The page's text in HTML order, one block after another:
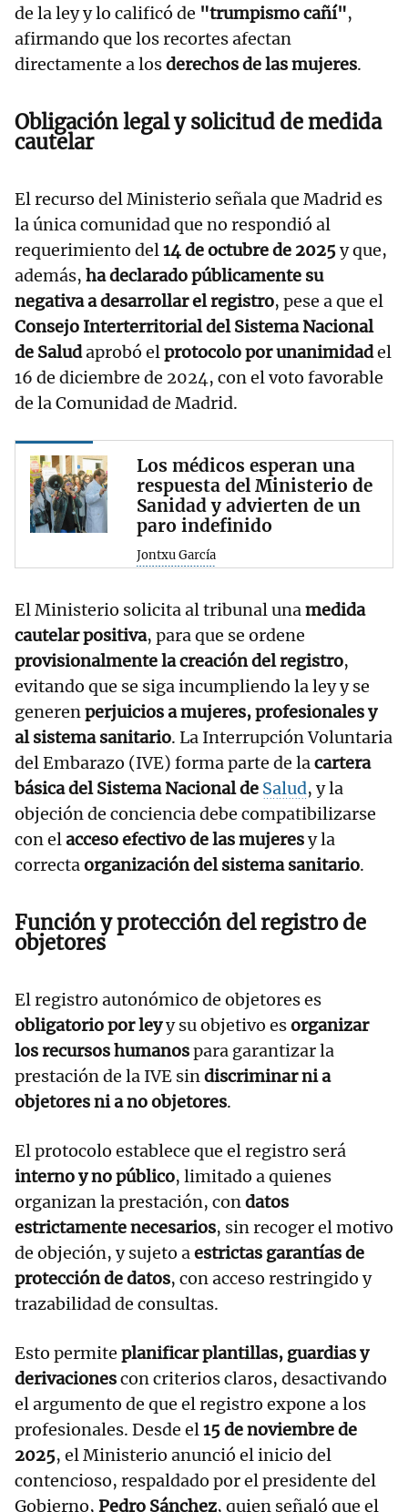
de la ley y lo calificó de "trumpismo cañí",
afirmando que los recortes afectan
directamente a losderechos de las mujeres.
Obligación legal y solicitud de medida
cautelar
El recurso del Ministerio señala que Madrid es
la única comunidad que no respondió al
requerimiento del14 de octubre de 2025y que,
además, ha declarado públicamente su
negativa a desarrollar el registro, pese a que el
Consejo Interterritorial del Sistema Nacional
de Saludaprobó elprotocolo por unanimidadel
16 de diciembre de 2024, con el voto favorable
de la Comunidad de Madrid.
Los médicos esperan una
respuesta del Ministerio de
Sanidad y advierten de un
paro indefinido
Jontxu García
El Ministerio solicita al tribunal unamedida
cautelar positiva, para que se ordene
provisionalmente la creación del registro,
evitando que se siga incumpliendo la ley y se
generenperjuicios a mujeres, profesionales y
al sistema sanitario. La Interrupción Voluntaria
del Embarazo (IVE) forma parte de lacartera
básica del Sistema Nacional de Salud, y la
objeción de conciencia debe compatibilizarse
con elacceso efectivo de las mujeresy la
correctaorganización del sistema sanitario.
Función y protección del registro de
objetores
El registro autonómico de objetores es
obligatorio por leyy su objetivo esorganizar
los recursos humanospara garantizar la
prestación de la IVE sindiscriminar ni a
objetores ni a no objetores.
El protocolo establece que el registro será
interno y no público, limitado a quienes
organizan la prestación, condatos
estrictamente necesarios, sin recoger el motivo
de objeción, y sujeto aestrictas garantías de
protección de datos, con acceso restringido y
trazabilidad de consultas.
Esto permite planificar plantillas, guardias y
derivacionescon criterios claros, desactivando
el argumento de que el registro expone a los
profesionales. Desde el15 de noviembre de
2025, el Ministerio anunció el inicio del
contencioso, respaldado por el presidente del
Gobierno, Pedro Sánchez, quien señaló que el